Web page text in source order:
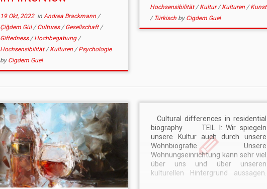
19 Okt, 2022inAndrea Brackmann/
Çiğdem Gül/Cultures/Gesellschaft/
Giftedness/Hochbegabung/
Hochsensibilität/Kulturen/Psychologie
by Cigdem Guel
Hochsensibilität/Kultur/Kulturen /Kunst
/ Türkisch by Cigdem Guel
Cultural differences in residential
biography TEIL I: Wir spiegeln
unsere Kultur auch durch unsere
Wohnbiografie. Unsere
Wohnungseinrichtung kann sehr viel
über uns und über unseren
kulturellen Hintergrund aussagen.